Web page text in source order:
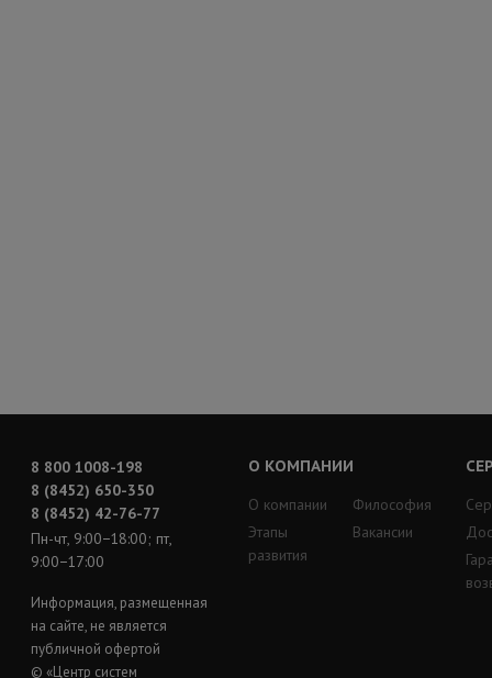
8 800 1008-198
8 (8452) 650-350
8 (8452) 42-76-77
Пн-чт, 9:00−18:00; пт,
9:00−17:00
Информация, размещенная
на сайте, не является
публичной офертой
© «Центр систем
О КОМПАНИИ
О компании
Этапы
развития
Философия
Вакансии